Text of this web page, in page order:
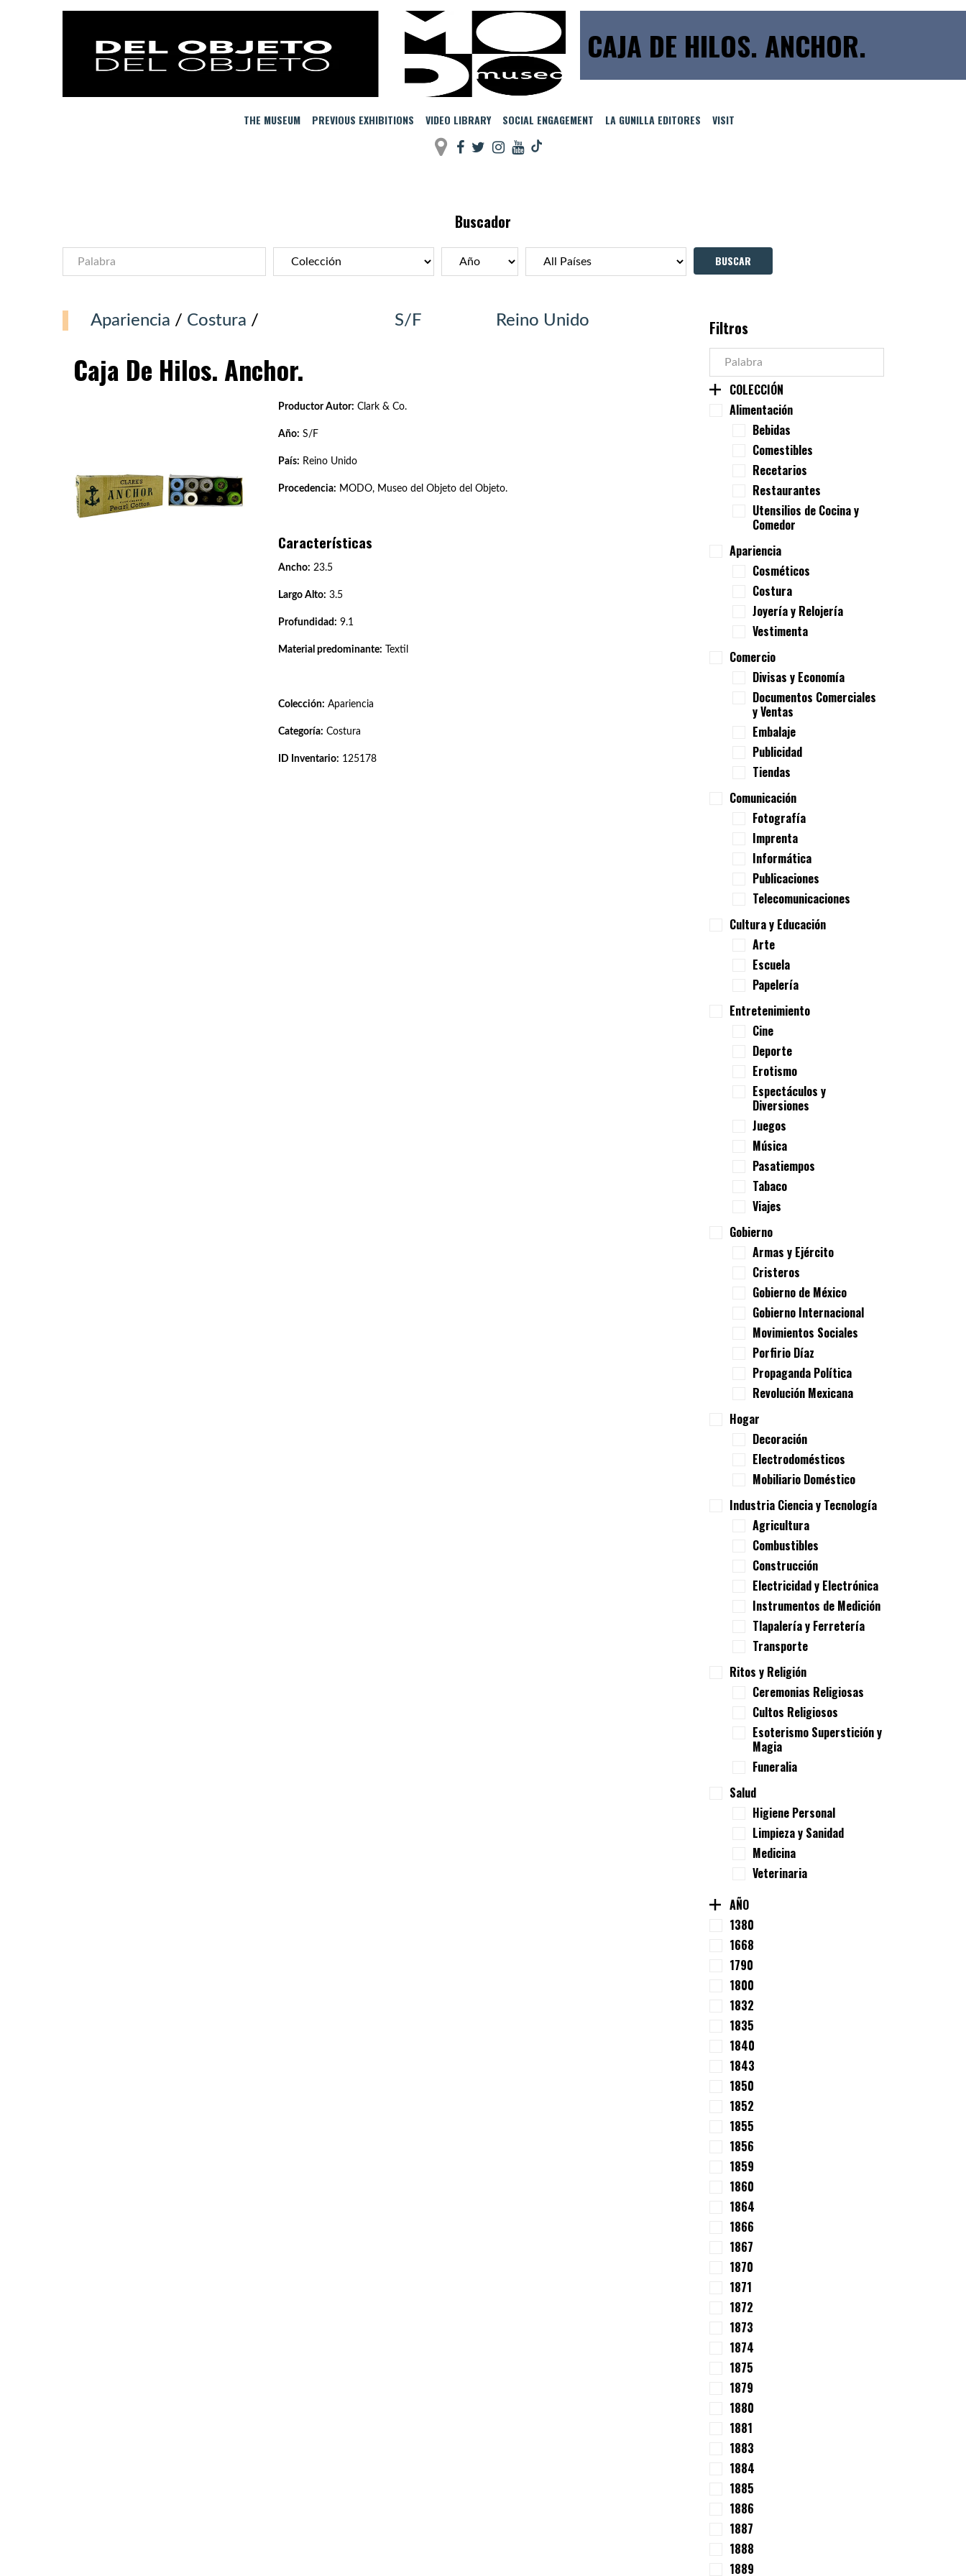
CAJA DE HILOS. ANCHOR.
THE MUSEUM PREVIOUS EXHIBITIONS VIDEO LIBRARY SOCIAL ENGAGEMENT LA GUNILLA EDITORES VISIT
Buscador
Apariencia / Costura / S/F Reino Unido
Caja De Hilos. Anchor.
Productor Autor: Clark & Co.
Año: S/F
País: Reino Unido
Procedencia: MODO, Museo del Objeto del Objeto.
Características
Ancho: 23.5
Largo Alto: 3.5
Profundidad: 9.1
Material predominante: Textil
Colección: Apariencia
Categoría: Costura
ID Inventario: 125178
Filtros
COLECCIÓN
Alimentación
Bebidas
Comestibles
Recetarios
Restaurantes
Utensilios de Cocina y
Comedor
Apariencia
Cosméticos
Costura
Joyería y Relojería
Vestimenta
Comercio
Divisas y Economía
Documentos Comerciales
y Ventas
Embalaje
Publicidad
Tiendas
Comunicación
Fotografía
Imprenta
Informática
Publicaciones
Telecomunicaciones
Cultura y Educación
Arte
Escuela
Papelería
Entretenimiento
Cine
Deporte
Erotismo
Espectáculos y
Diversiones
Juegos
Música
Pasatiempos
Tabaco
Viajes
Gobierno
Armas y Ejército
Cristeros
Gobierno de México
Gobierno Internacional
Movimientos Sociales
Porfirio Díaz
Propaganda Política
Revolución Mexicana
Hogar
Decoración
Electrodomésticos
Mobiliario Doméstico
Industria Ciencia y Tecnología
Agricultura
Combustibles
Construcción
Electricidad y Electrónica
Instrumentos de Medición
Tlapalería y Ferretería
Transporte
Ritos y Religión
Ceremonias Religiosas
Cultos Religiosos
Esoterismo Superstición y
Magia
Funeralia
Salud
Higiene Personal
Limpieza y Sanidad
Medicina
Veterinaria
AÑO
1380
1668
1790
1800
1832
1835
1840
1843
1850
1852
1855
1856
1859
1860
1864
1866
1867
1870
1871
1872
1873
1874
1875
1879
1880
1881
1883
1884
1885
1886
1887
1888
1889